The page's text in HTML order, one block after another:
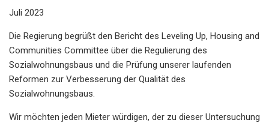
Juli 2023
Die Regierung begrüßt den Bericht des Leveling Up, Housing and
Communities Committee über die Regulierung des
Sozialwohnungsbaus und die Prüfung unserer laufenden
Reformen zur Verbesserung der Qualität des
Sozialwohnungsbaus.
Wir möchten jeden Mieter würdigen, der zu dieser Untersuchung